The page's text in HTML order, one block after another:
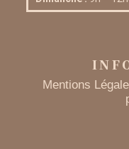
Mentions